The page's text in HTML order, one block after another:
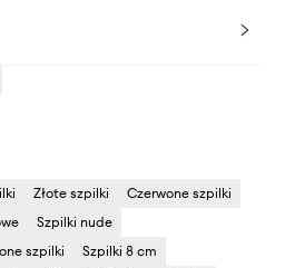
Złote szpilki
Czerwone szpilki
Szpilki nude
szpilki
Szpilki 8 cm